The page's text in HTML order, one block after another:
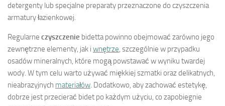
detergenty lub specjalne preparaty przeznaczone do czyszczenia
armatury łazienkowej.
Regularne czyszczenie bidetta powinno obejmować zarówno jego
zewnętrzne elementy, jak i wnętrze, szczególnie w przypadku
osadów mineralnych, które mogą powstawać w wyniku twardej
wody. W tym celu warto używać miękkiej szmatki oraz delikatnych,
nieabrazyjnych materiałów. Dodatkowo, aby zachować estetykę,
dobrze jest przecierać bidet po każdym użyciu, co zapobiegnie